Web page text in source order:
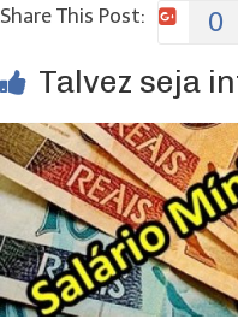
Share This Post:
0
Talvez seja